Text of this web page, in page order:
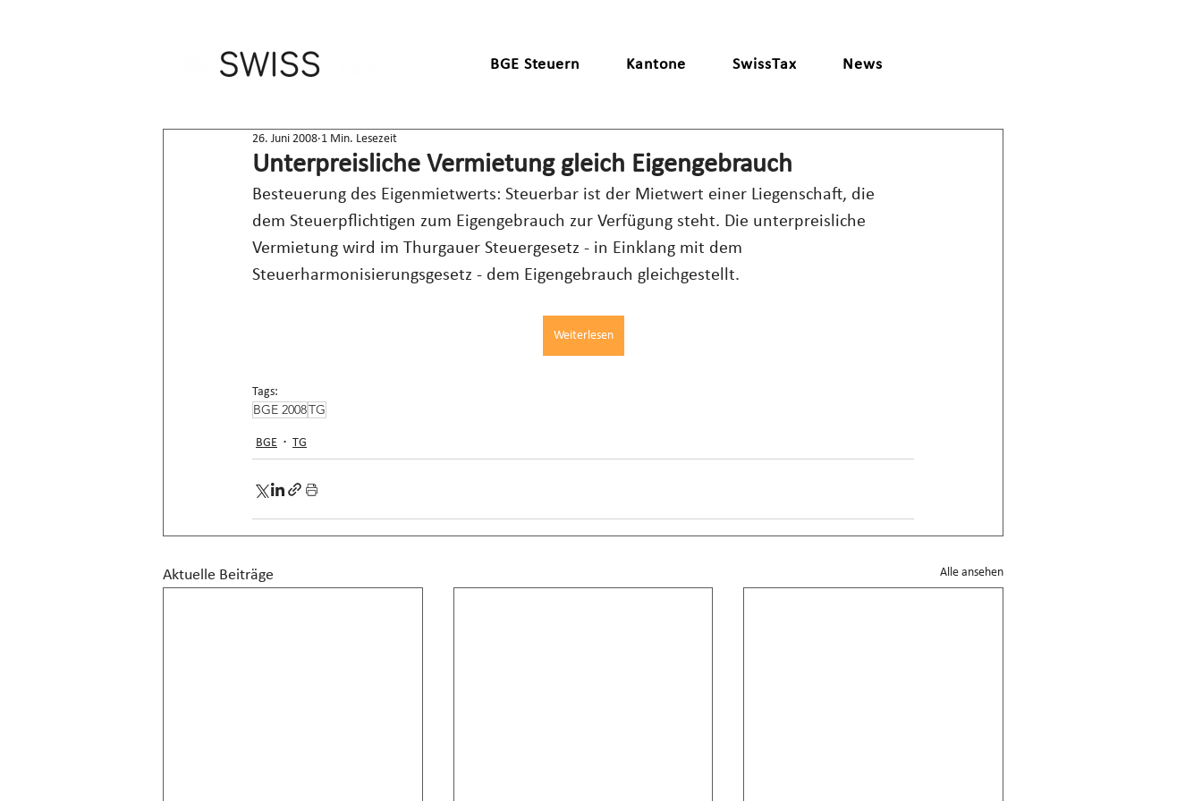
BGE Steuern Kantone SwissTax News
Unterpreisliche Vermietung gleich Eigengebrauch
26. Juni 2008 1 Min. Lesezeit
Besteuerung des Eigenmietwerts: Steuerbar ist der Mietwert einer Liegenschaft, die
dem Steuerpflichtigen zum Eigengebrauch zur Verfügung steht. Die unterpreisliche
Vermietung wird im Thurgauer Steuergesetz - in Einklang mit dem
Steuerharmonisierungsgesetz - dem Eigengebrauch gleichgestellt.
Weiterlesen
Tags:
BGE 2008TG
BGE TG
Aktuelle Beiträge Alle ansehen